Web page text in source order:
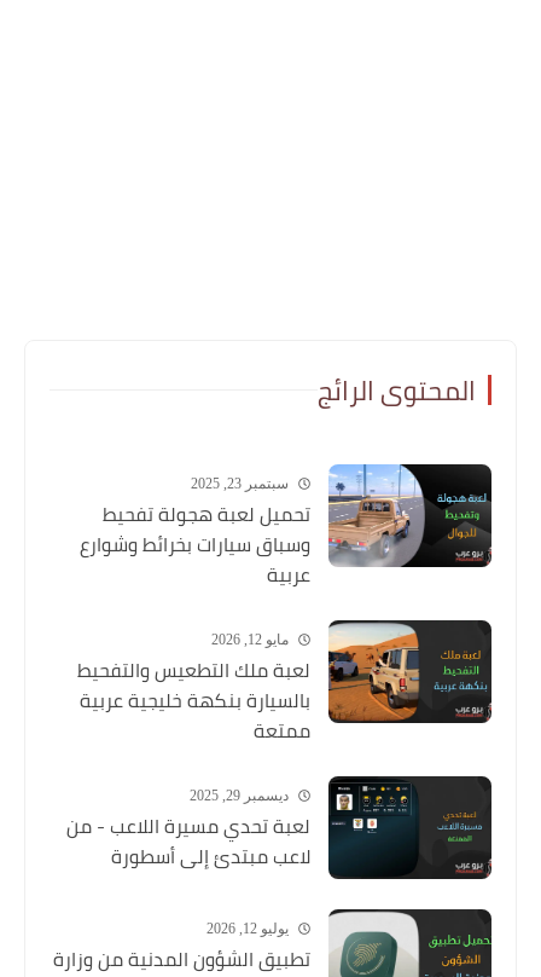
المحتوى الرائج
سبتمبر 23, 2025
تحميل لعبة هجولة تفحيط
وسباق سيارات بخرائط وشوارع
عربية
مايو 12, 2026
لعبة ملك التطعيس والتفحيط
بالسيارة بنكهة خليجية عربية
ممتعة
ديسمبر 29, 2025
لعبة تحدي مسيرة اللاعب - من
لاعب مبتدئ إلى أسطورة
يوليو 12, 2026
تطبيق الشؤون المدنية من وزارة